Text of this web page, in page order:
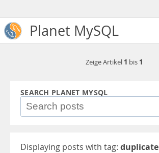
Planet MySQL
Zeige Artikel 1 bis 1
SEARCH PLANET MYSQL
Displaying posts with tag: duplicate